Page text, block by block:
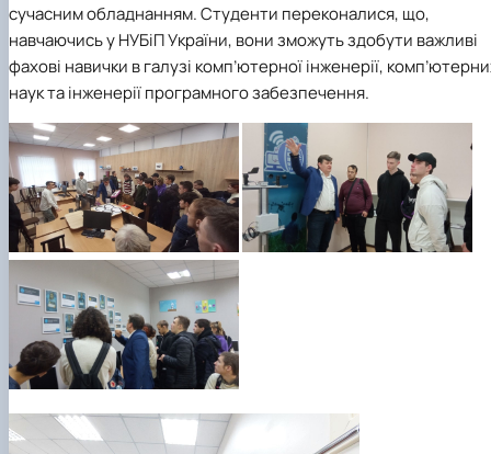
сучасним обладнанням. Студенти переконалися, що,
навчаючись у НУБіП України, вони зможуть здобути важливі
фахові навички в галузі комп’ютерної інженерії,
наук та інженерії програмного забезпечення.